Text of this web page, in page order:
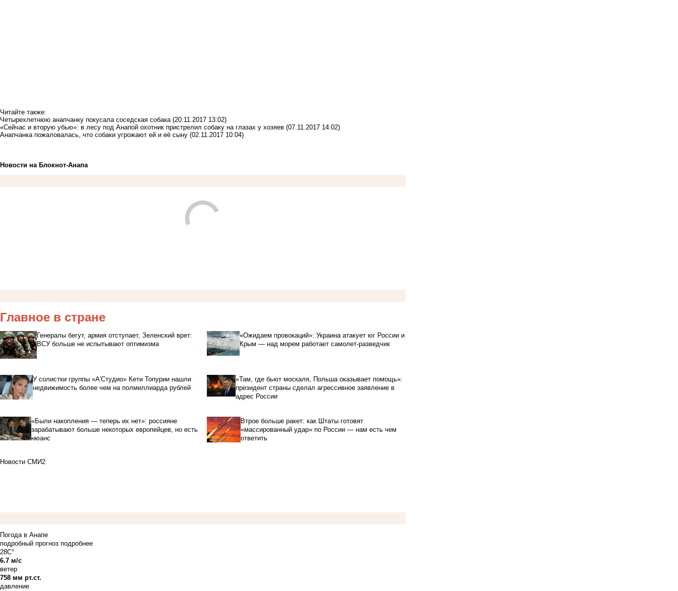
Читайте также:
Четырехлетнюю анапчанку покусала соседская собака (20.11.2017 13:02)
«Сейчас и вторую убью»: в лесу под Анапой охотник пристрелил собаку на глазах у хозяев (07.11.2017 14:02)
Анапчанка пожаловалась, что собаки угрожают ей и её сыну (02.11.2017 10:04)
Новости на Блoкнoт-Анапа
Главное в стране
Генералы бегут, армия отступает, Зеленский врет:
ВСУ больше не испытывают оптимизма
«Ожидаем провокаций»: Украина атакует юг России и
Крым — над морем работает самолет-разведчик
У солистки группы «А'Студио» Кети Топурии нашли
недвижимость более чем на полмиллиарда рублей
«Там, где бьют москаля, Польша оказывает помощь»:
президент страны сделал агрессивное заявление в
адрес России
«Были накопления — теперь их нет»: россияне
зарабатывают больше некоторых европейцев, но есть
нюанс
Втрое больше ракет: как Штаты готовят
«массированный удар» по России — нам есть чем
ответить
Новости СМИ2
Погода в Анапе
подробный прогноз подробнее
28C°
6.7 м/с
ветер
758 мм рт.ст.
давление